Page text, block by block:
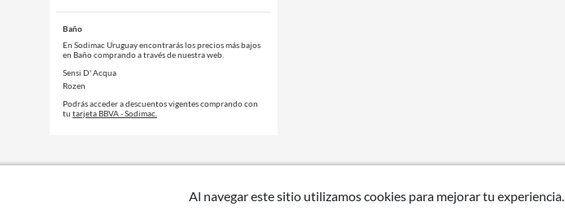
Baño
En Sodimac Uruguay encontrarás los precios más bajos
en Baño comprando a través de nuestra web.
Sensi D' Acqua
Rozen
Podrás acceder a descuentos vigentes comprando con
tu tarjeta BBVA - Sodimac.
Al navegar este sitio utilizamos cookies para mejorar tu experiencia.